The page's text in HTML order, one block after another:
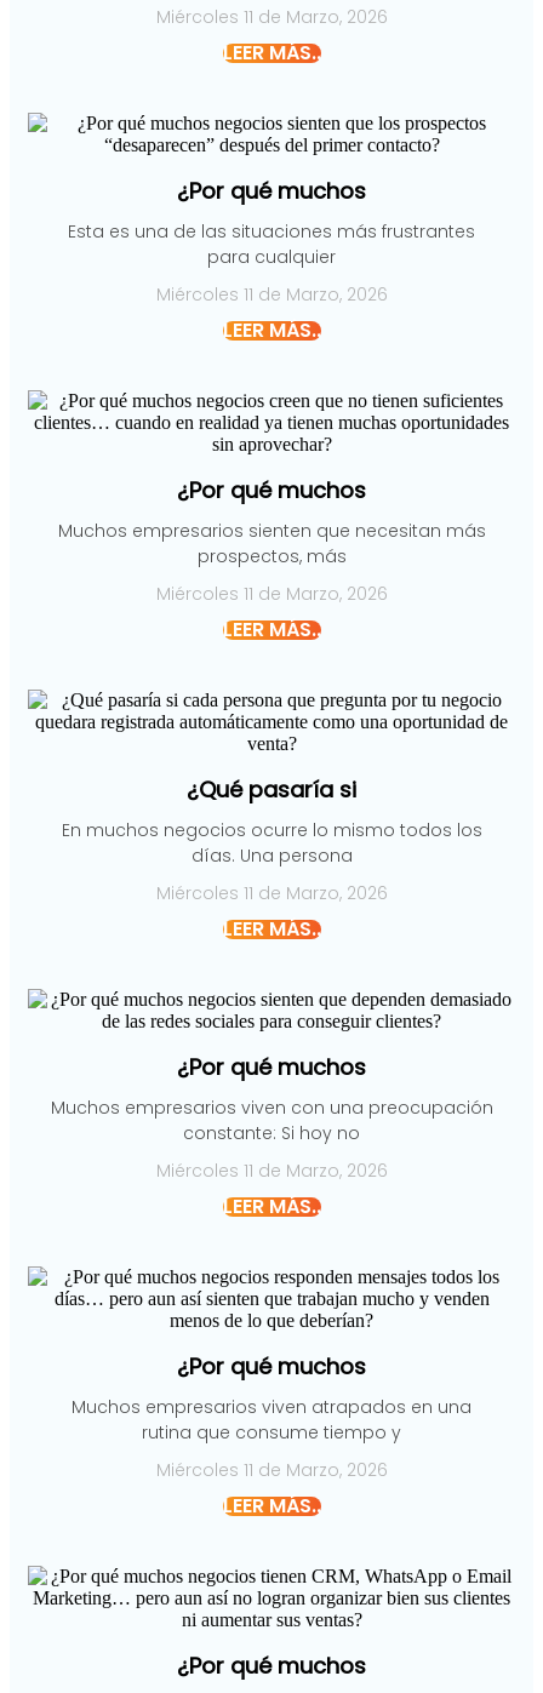
Miércoles 11 de Marzo, 2026
LEER MÁS..
¿Por qué muchos
Esta es una de las situaciones más frustrantes
para cualquier
Miércoles 11 de Marzo, 2026
LEER MÁS..
¿Por qué muchos
Muchos empresarios sienten que necesitan más
prospectos, más
Miércoles 11 de Marzo, 2026
LEER MÁS..
¿Qué pasaría si
En muchos negocios ocurre lo mismo todos los
días. Una persona
Miércoles 11 de Marzo, 2026
LEER MÁS..
¿Por qué muchos
Muchos empresarios viven con una preocupación
constante: Si hoy no
Miércoles 11 de Marzo, 2026
LEER MÁS..
¿Por qué muchos
Muchos empresarios viven atrapados en una
rutina que consume tiempo y
Miércoles 11 de Marzo, 2026
LEER MÁS..
¿Por qué muchos